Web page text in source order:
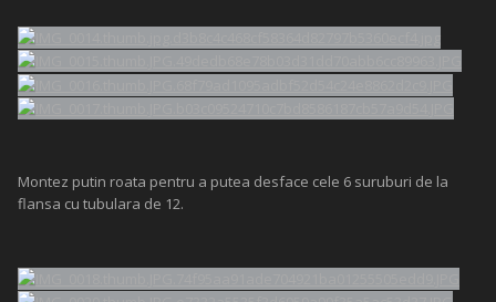
Montez putin roata pentru a putea desface cele 6 suruburi de la
flansa cu tubulara de 12.